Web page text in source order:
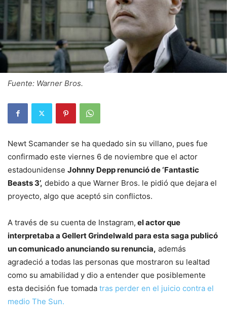
Fuente: Warner Bros.
Newt Scamander se ha quedado sin su villano, pues fue
confirmado este viernes 6 de noviembre que el actor
estadounidense Johnny Depp renunció de ‘Fantastic
Beasts 3’, debido a que Warner Bros. le pidió que dejara el
proyecto, algo que aceptó sin conflictos.
A través de su cuenta de Instagram, el actor que
interpretaba a Gellert Grindelwald para esta saga publicó
un comunicado anunciando su renuncia, además
agradeció a todas las personas que mostraron su lealtad
como su amabilidad y dio a entender que posiblemente
esta decisión fue tomada tras perder en el juicio contra el
medio The Sun.